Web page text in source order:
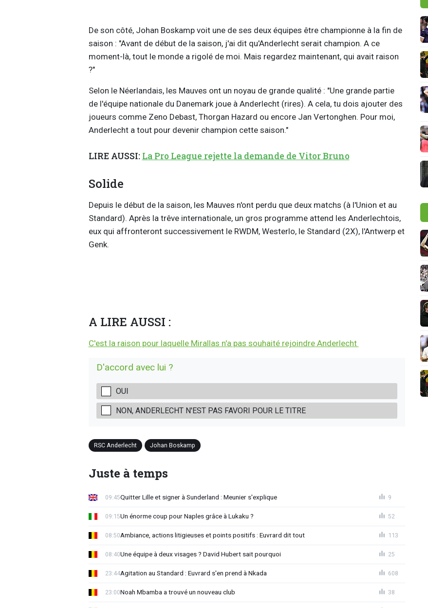
De son côté, Johan Boskamp voit une de ses deux équipes être championne à la fin de
saison : "Avant de début de la saison, j'ai dit qu'Anderlecht serait champion. A ce
moment-là, tout le monde a rigolé de moi. Mais regardez maintenant, qui avait raison
?"
Selon le Néerlandais, les Mauves ont un noyau de grande qualité : "Une grande partie
de l'équipe nationale du Danemark joue à Anderlecht (rires). A cela, tu dois ajouter des
joueurs comme Zeno Debast, Thorgan Hazard ou encore Jan Vertonghen. Pour moi,
Anderlecht a tout pour devenir champion cette saison."
LIRE AUSSI: La Pro League rejette la demande de Vitor Bruno
Solide
Depuis le début de la saison, les Mauves n'ont perdu que deux matchs (à l'Union et au
Standard). Après la trêve internationale, un gros programme attend les Anderlechtois,
eux qui affronteront successivement le RWDM, Westerlo, le Standard (2X), l'Antwerp et
Genk.
A LIRE AUSSI :
C'est la raison pour laquelle Mirallas n'a pas souhaité rejoindre Anderlecht
D'accord avec lui ?
OUI
NON, ANDERLECHT N'EST PAS FAVORI POUR LE TITRE
RSC Anderlecht Johan Boskamp
Juste à temps
Quitter Lille et signer à Sunderland : Meunier s'explique
09:45 9
Un énorme coup pour Naples grâce à Lukaku ?
09:15 52
Ambiance, actions litigieuses et points positifs : Euvrard dit tout
08:50 113
Une équipe à deux visages ? David Hubert sait pourquoi
08:40 25
Agitation au Standard : Euvrard s'en prend à Nkada
23:44 608
Noah Mbamba a trouvé un nouveau club
23:00 38